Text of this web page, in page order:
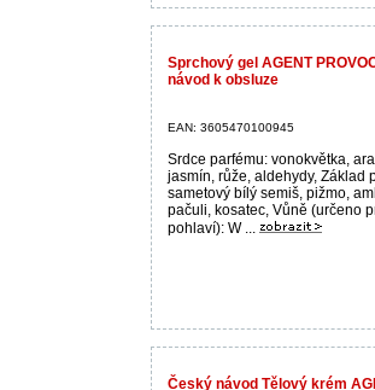
Sprchový gel AGENT
návod k obsluze
EAN: 3605470100945
Srdce parfému: vonokvětka,
jasmín, růže, aldehydy, Základ
sametový bílý semiš, pižmo,
pačuli, kosatec, Vůně (určeno
pohlaví): W ...
Český návod Tělový krém